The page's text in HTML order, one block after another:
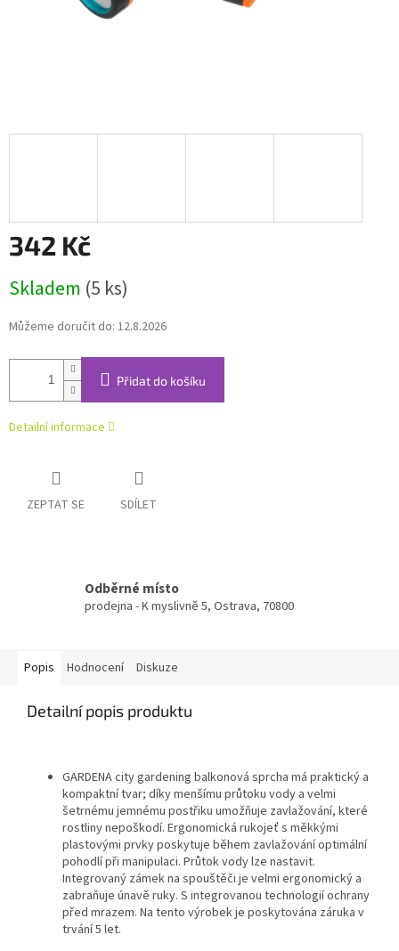
342 Kč
cena:
Skladem (5 ks)
Můžeme doručit do: 12.8.2026
Přidat do košíku
Detailní informace
ZEPTAT SE SDÍLET
Odběrné místo
prodejna - K myslivně 5, Ostrava, 70800
Popis Hodnocení Diskuze
Detailní popis produktu
GARDENA city gardening balkonová sprcha má praktický a
kompaktní tvar; díky menšímu průtoku vody a velmi
šetrnému jemnému postřiku umožňuje zavlažování, které
rostliny nepoškodí. Ergonomická rukojeť s měkkými
plastovými prvky poskytuje během zavlažování optimální
pohodlí při manipulaci. Průtok vody lze nastavit.
Integrovaný zámek na spouštěči je velmi ergonomický a
zabraňuje únavě ruky. S integrovanou technologií ochrany
před mrazem. Na tento výrobek je poskytována záruka v
trvání 5 let.